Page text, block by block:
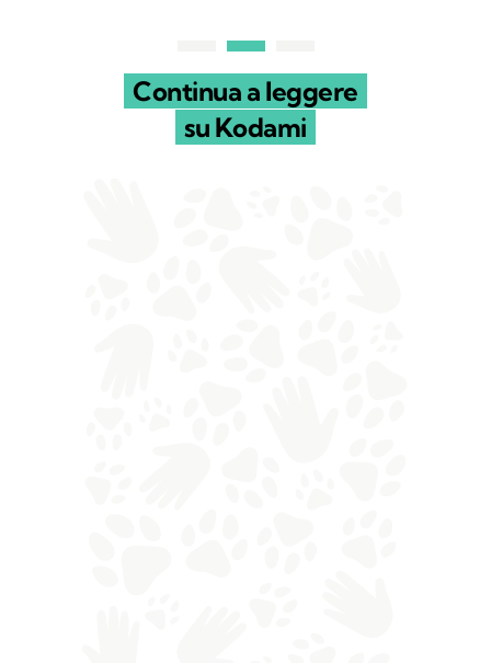
Continua a leggere
su Kodami